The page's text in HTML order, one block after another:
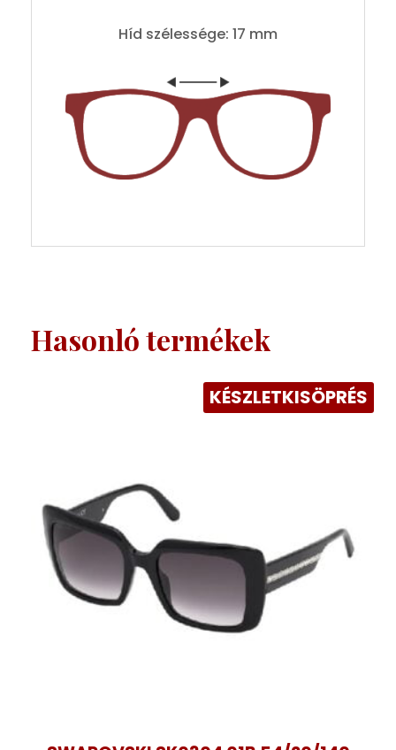
Híd szélessége: 17 mm
Hasonló termékek
KÉSZLETKISÖPRÉS